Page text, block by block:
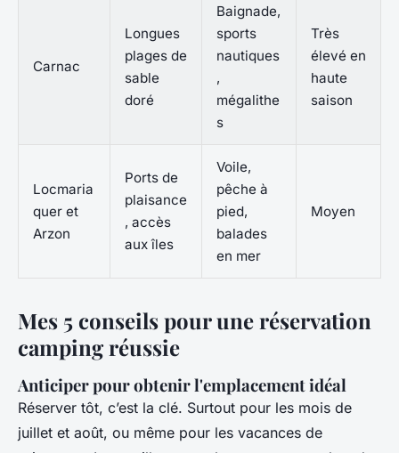
Carnac
Longues
plages de
sable
doré
Baignade,
sports
nautiques
,
mégalithe
s
Très
élevé en
haute
saison
Locmaria
quer et
Arzon
Ports de
plaisance
, accès
aux îles
Voile,
pêche à
pied,
balades
en mer
Moyen
Mes 5 conseils pour une réservation
camping réussie
Anticiper pour obtenir l'emplacement idéal
Réserver tôt, c’est la clé. Surtout pour les mois de
juillet et août, ou même pour les vacances de